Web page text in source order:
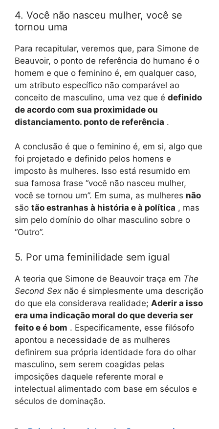
4. Você não nasceu mulher, você se
tornou uma
Para recapitular, veremos que, para Simone de
Beauvoir, o ponto de referência do humano é o
homem e que o feminino é, em qualquer caso,
um atributo específico não comparável ao
conceito de masculino, uma vez que é definido
de acordo com sua proximidade ou
distanciamento. ponto de referência .
A conclusão é que o feminino é, em si, algo que
foi projetado e definido pelos homens e
imposto às mulheres. Isso está resumido em
sua famosa frase “você não nasceu mulher,
você se tornou um”. Em suma, as mulheres não
são tão estranhas à história e à política , mas
sim pelo domínio do olhar masculino sobre o
“Outro”.
5. Por uma feminilidade sem igual
A teoria que Simone de Beauvoir traça em The
Second Sex não é simplesmente uma descrição
do que ela considerava realidade; Aderir a isso
era uma indicação moral do que deveria ser
feito e é bom . Especificamente, esse filósofo
apontou a necessidade de as mulheres
definirem sua própria identidade fora do olhar
masculino, sem serem coagidas pelas
imposições daquele referente moral e
intelectual alimentado com base em séculos e
séculos de dominação.